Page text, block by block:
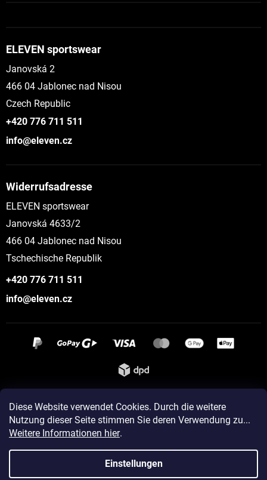
Diese Website verwendet Cookies. Durch die weitere
Nutzung dieser Seite stimmen Sie deren Verwendung zu...
Weitere Informationen hier.
Einstellungen
ELEVEN sportswear
Janovská 2
466 04 Jablonec nad Nisou
Czech Republic
+420 776 711 511
info@eleven.cz
Widerrufsadresse
ELEVEN sportswear
Janovská 4633/2
466 04 Jablonec nad Nisou
Tschechische Republik
+420 776 711 511
info@eleven.cz
Instagram
Erstellt von Shoptet